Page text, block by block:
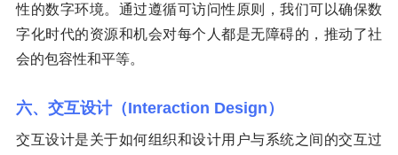
性的数字环境。通过遵循可访问性原则，我们可以确保数
字化时代的资源和机会对每个人都是无障碍的，推动了社
会的包容性和平等。
六、交互设计（Interaction Design）
交互设计是关于如何组织和设计用户与系统之间的交互过